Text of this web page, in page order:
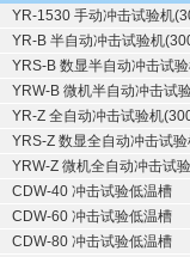
YR-1530 手动冲击试验机
YR-B 半自动冲击试验机
YRS-B 数显半自动冲击试
YRW-B 微机半自动冲击试
YR-Z 全自动冲击试验机
YRS-Z 数显全自动冲击试
YRW-Z 微机全自动冲击试
CDW-40 冲击试验低温槽
CDW-60 冲击试验低温槽
CDW-80 冲击试验低温槽